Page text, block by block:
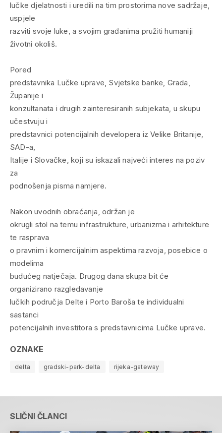
lučke djelatnosti i uredili na tim prostorima nove sadržaje,
uspjele
razviti svoje luke, a svojim građanima pružiti humaniji
životni okoliš.
Pored
predstavnika Lučke uprave, Svjetske banke, Grada,
Županije i
konzultanata i drugih zainteresiranih subjekata, u skupu
učestvuju i
predstavnici potencijalnih developera iz Velike Britanije,
SAD-a,
Italije i Slovačke, koji su iskazali najveći interes na poziv
za
podnošenja pisma namjere.
Nakon uvodnih obraćanja, održan je
okrugli stol na temu infrastrukture, urbanizma i arhitekture
te rasprava
o pravnim i komercijalnim aspektima razvoja, posebice o
modelima
budućeg natječaja. Drugog dana skupa bit će
organizirano razgledavanje
lučkih područja Delte i Porto Baroša te individualni
sastanci
potencijalnih investitora s predstavnicima Lučke uprave.
OZNAKE
delta gradski-park-delta rijeka-gateway
SLIČNI ČLANCI